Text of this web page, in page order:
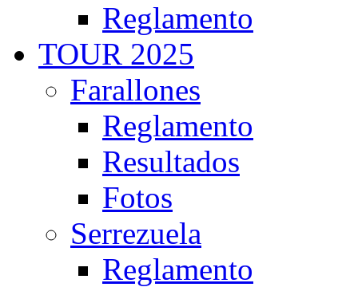
Reglamento
TOUR 2025
Farallones
Reglamento
Resultados
Fotos
Serrezuela
Reglamento